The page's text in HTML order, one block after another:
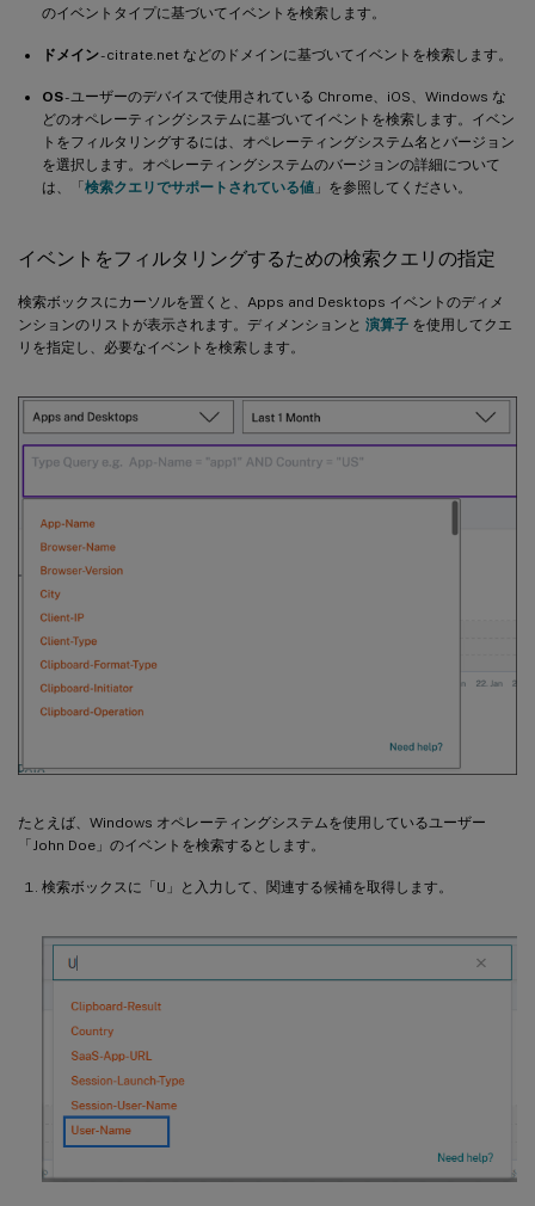
のイベントタイプに基づいてイベントを検索します。
ドメイン- citrate.net などのドメインに基づいてイベントを検索します。
OS- ユーザーのデバイスで使用されている Chrome、iOS、Windows な
どのオペレーティングシステムに基づいてイベントを検索します。イベン
トをフィルタリングするには、オペレーティングシステム名とバージョン
を選択します。オペレーティングシステムのバージョンの詳細について
は、「検索クエリでサポートされている値 」を参照してください。
イベントをフィルタリングするための検索クエリの指定
検索ボックスにカーソルを置くと、Apps and Desktops イベントのディメ
ンションのリストが表示されます。ディメンションと 演算子 を使用してクエ
リを指定し、必要なイベントを検索します。
たとえば、Windows オペレーティングシステムを使用しているユーザー
「John Doe」のイベントを検索するとします。
検索ボックスに「U」と入力して、関連する候補を取得します。